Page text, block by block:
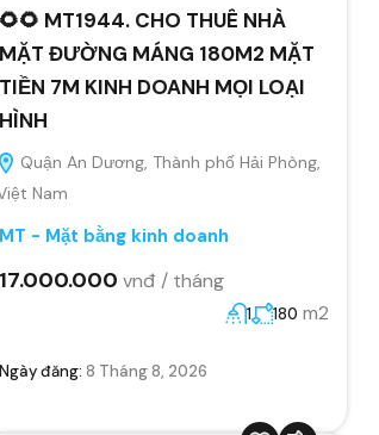
🌻🌻 MT1944. CHO THUÊ NHÀ
MẶT ĐƯỜNG MÁNG 180M2 MẶT
TIỀN 7M KINH DOANH MỌI LOẠI
HÌNH
Quận An Dương, Thành phố Hải Phòng,
Nam
MT - Mặt bằng kinh doanh
17.000.000 vnđ / tháng
1 180 m2
Ngày đăng: 8 Tháng 8, 2026